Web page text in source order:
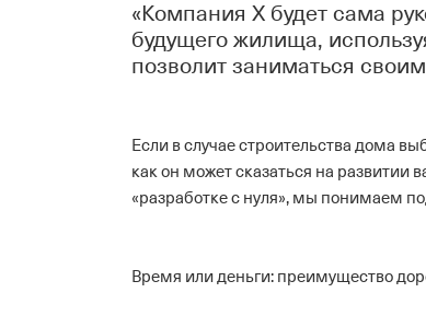
«Компания Х будет сама
будущего жилища,
позволит заниматься
Если в случае строительства дома
как он может сказаться на развитии
«разработке с нуля», мы понимаем
Время или деньги: преимущество